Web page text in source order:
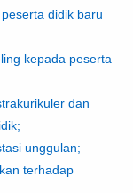
didik baru
kepada peserta
dan
unggulan;
terhadap